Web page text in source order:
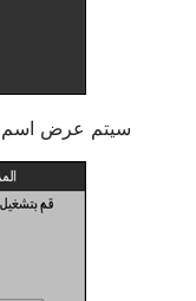
سيتم عرض اسم